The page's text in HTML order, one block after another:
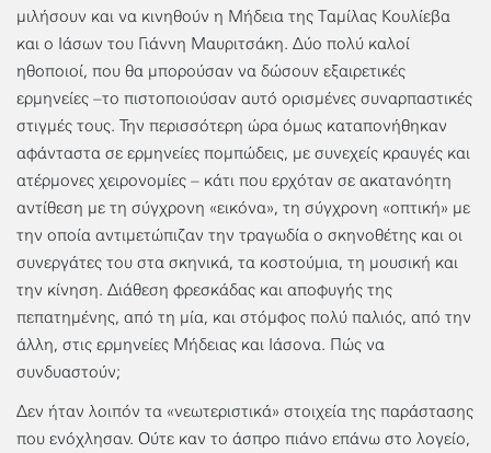
μιλήσουν και να κινηθούν η Μήδεια της Ταμίλας Κουλίεβα
και ο Ιάσων του Γιάννη Μαυριτσάκη. Δύο πολύ καλοί
ηθοποιοί, που θα μπορούσαν να δώσουν εξαιρετικές
ερμηνείες –το πιστοποιούσαν αυτό ορισμένες συναρπαστικές
στιγμές τους. Την περισσότερη ώρα όμως καταπονήθηκαν
αφάνταστα σε ερμηνείες πομπώδεις, με συνεχείς κραυγές και
ατέρμονες χειρονομίες – κάτι που ερχόταν σε ακατανόητη
αντίθεση με τη σύγχρονη «εικόνα», τη σύγχρονη «οπτική» με
την οποία αντιμετώπιζαν την τραγωδία ο σκηνοθέτης και οι
συνεργάτες του στα σκηνικά, τα κοστούμια, τη μουσική και
την κίνηση. Διάθεση φρεσκάδας και αποφυγής της
πεπατημένης, από τη μία, και στόμφος πολύ παλιός, από την
άλλη, στις ερμηνείες Μήδειας και Ιάσονα. Πώς να
συνδυαστούν;
Δεν ήταν λοιπόν τα «νεωτεριστικά» στοιχεία της παράστασης
που ενόχλησαν. Ούτε καν το άσπρο πιάνο επάνω στο λογείο,